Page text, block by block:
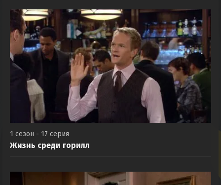
1 сезон - 17 серия
Жизнь среди горилл